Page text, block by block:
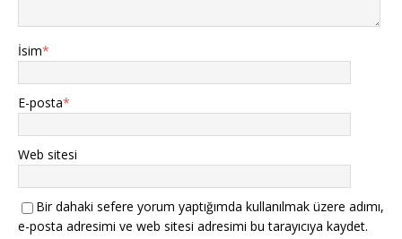
İsim*
E-posta*
Web sitesi
Bir dahaki sefere yorum yaptığımda kullanılmak üzere adımı,
e-posta adresimi ve web sitesi adresimi bu tarayıcıya kaydet.